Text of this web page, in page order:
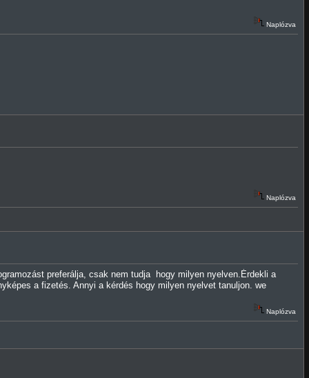
Naplózva
Naplózva
preferálja, csak nem tudja hogy milyen nyelven.Érdekli a
a fizetés. Annyi a kérdés hogy milyen nyelvet tanuljon. we
Naplózva